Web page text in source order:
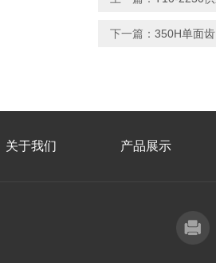
下一篇： 350H单面
关于我们 产品展示